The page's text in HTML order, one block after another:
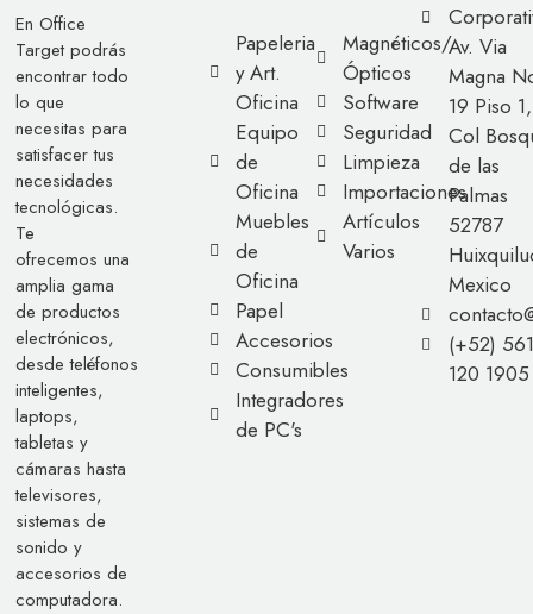
En Office
Target podrás
encontrar todo
lo que
necesitas para
satisfacer tus
necesidades
tecnológicas.
Te
ofrecemos una
amplia gama
de productos
electrónicos,
desde teléfonos
inteligentes,
laptops,
tabletas y
cámaras hasta
televisores,
sistemas de
sonido y
accesorios de
computadora.
Papeleria
y Art.
Oficina
Equipo
de
Oficina
Muebles
de
Oficina
Papel
Accesorios
Consumibles
Integradores
de PC's
Magnéticos/
Ópticos
Software
Seguridad
Limpieza
Importaciones
Artículos
Varios
Av. Via
Magna
19 Piso 1,
Col
de las
Palmas
52787
Mexico
(+52) 561
120 1905